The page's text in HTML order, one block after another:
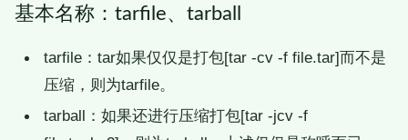
基本名称：tarfile、tarball
tarfile：tar如果仅仅是打包[tar -cv -f file.tar]而不是
压缩，则为tarfile。
tarball：如果还进行压缩打包[tar -jcv -f